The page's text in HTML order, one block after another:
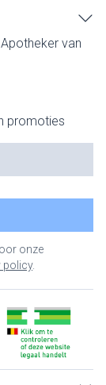
Apotheker van
promoties
onze
policy.